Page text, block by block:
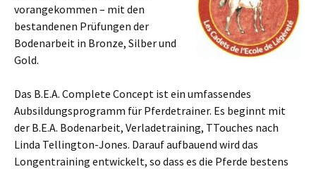
vorangekommen – mit den
bestandenen Prüfungen der
Bodenarbeit in Bronze, Silber und
Gold.
Das B.E.A. Complete Concept ist ein umfassendes
Aubsildungsprogramm für Pferdetrainer. Es beginnt mit
der B.E.A. Bodenarbeit, Verladetraining, TTouches nach
Linda Tellington-Jones. Darauf aufbauend wird das
Longentraining entwickelt, so dass es die Pferde bestens